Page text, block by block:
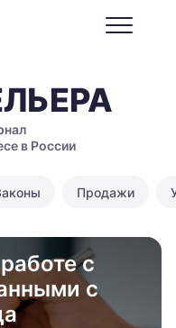
в России
Продажи
с
с